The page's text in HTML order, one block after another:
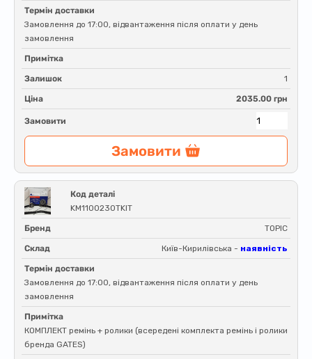
Термін доставки
Замовлення до 17:00, відвантаження після оплати у день
замовлення
Примітка
Залишок 1
Ціна 2035.00 грн
Замовити
Замовити
Код деталі
KM1100230TKIT
Бренд TOPIC
Склад Київ-Кирилівська - наявність
Термін доставки
Замовлення до 17:00, відвантаження після оплати у день
замовлення
Примітка
КОМПЛЕКТ ремінь + ролики (всередені комплекта ремінь і ролики
бренда GATES)